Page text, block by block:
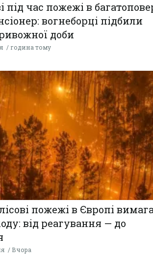
під час пожежі в
вогнеборці підбили
доби
година тому
пожежі в Європі
від реагування — до
Вчора